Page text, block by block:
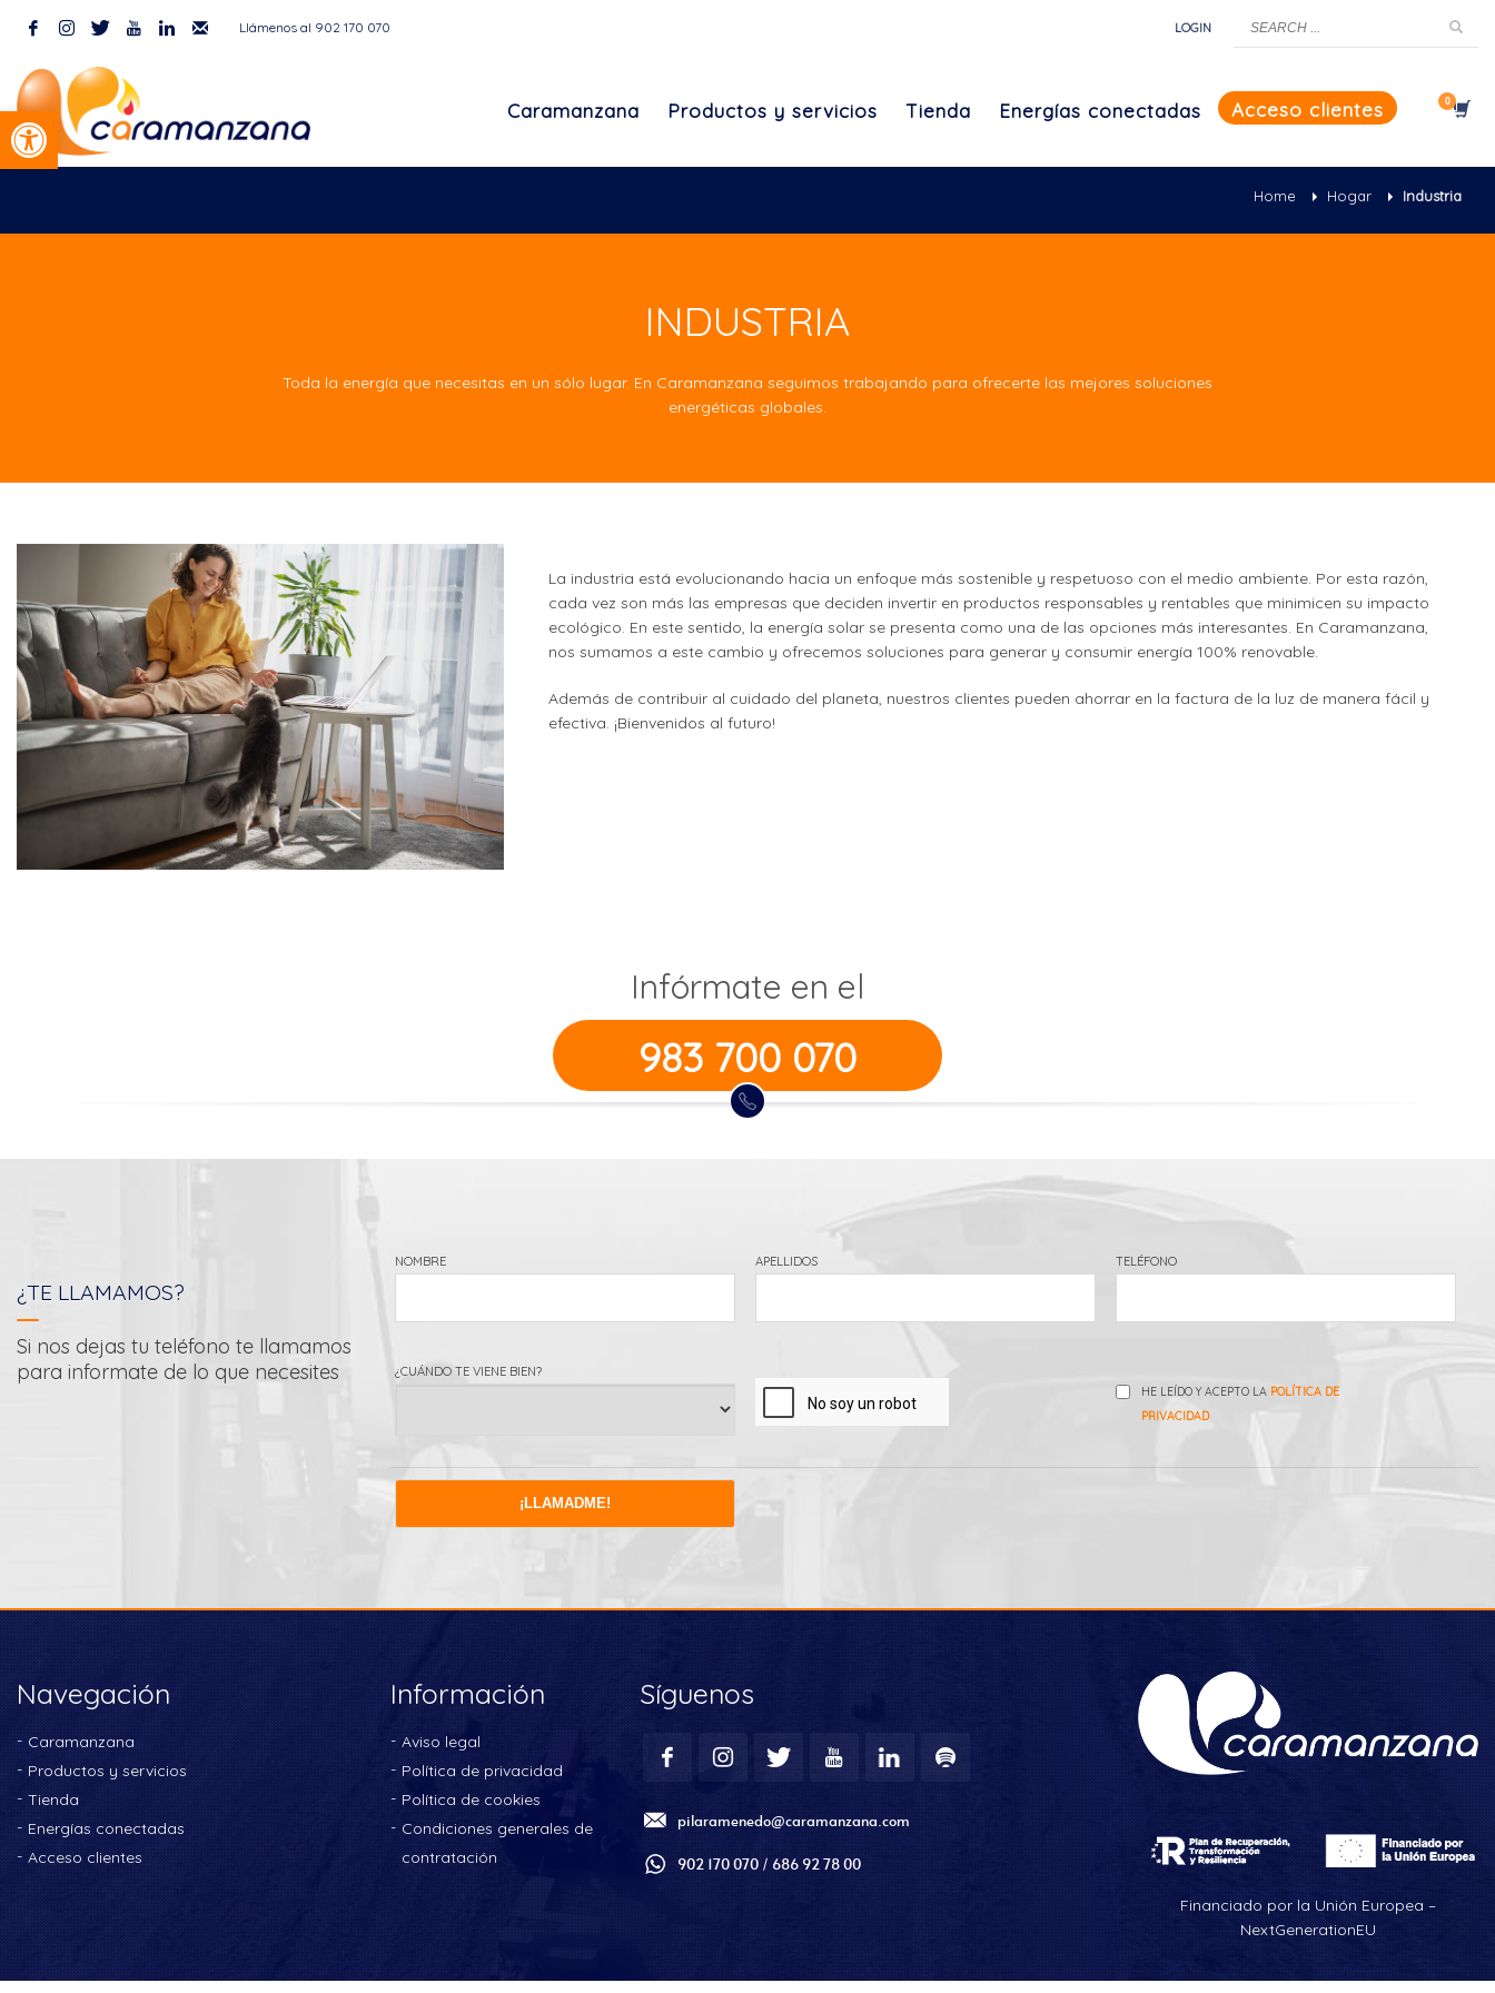
Abrir barra de herramientas
Llámenos al 902 170 070 LOGIN
Caramanzana Productos y servicios Tienda Energías conectadas Acceso clientes
Home Hogar Industria
7 de agosto de 2026
INDUSTRIA
Toda la energía que necesitas en un sólo lugar. En Caramanzana seguimos trabajando para ofrecerte las mejores soluciones
energéticas globales.
La industria está evolucionando hacia un enfoque más sostenible y respetuoso con el medio ambiente. Por esta razón,
cada vez son más las empresas que deciden invertir en productos responsables y rentables que minimicen su impacto
ecológico. En este sentido, la energía solar se presenta como una de las opciones más interesantes. En Caramanzana,
nos sumamos a este cambio y ofrecemos soluciones para generar y consumir energía 100% renovable.
Además de contribuir al cuidado del planeta, nuestros clientes pueden ahorrar en la factura de la luz de manera fácil y
efectiva. ¡Bienvenidos al futuro!
Infórmate en el
983 700 070
¿TE LLAMAMOS?
Si nos dejas tu teléfono te llamamos
para informate de lo que necesites
NOMBRE APELLIDOS TELÉFONO
¿CUÁNDO TE VIENE BIEN?
HE LEÍDO Y ACEPTO LA POLÍTICA DE
PRIVACIDAD
Navegación
Caramanzana
Productos y servicios
Tienda
Energías conectadas
Acceso clientes
Información
Aviso legal
Política de privacidad
Política de cookies
Condiciones generales de
contratación
Síguenos
pilaramenedo@caramanzana.com
902 170 070 / 686 92 78 00
Financiado por la Unión Europea –
NextGenerationEU